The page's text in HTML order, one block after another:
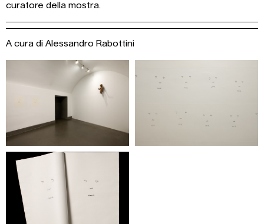
curatore della mostra.
A cura di Alessandro Rabottini